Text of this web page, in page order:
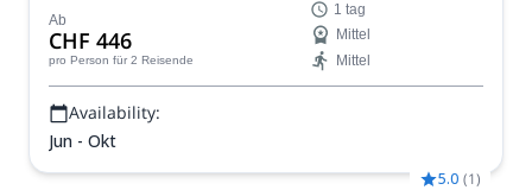
den Eiger Mittellegigrat und andere alpine Ziele in Angriff
nehmen.
Ab
CHF 446
pro Person für 2 Reisende
1 tag
Mittel
Mittel
Availability:
Jun - Okt
5.0 (1)